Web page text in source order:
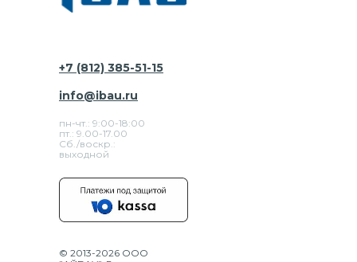
+7 (812) 385-51-15
пн-чт.: 9:00-18:00
пт.: 9.00-17.00
Сб./воскр.:
выходной
info@ibau.ru
© 2013-2026 ООО